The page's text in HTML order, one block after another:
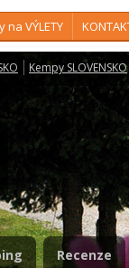
na VÝLETY
Kempy SLOVENSKO
Recenze